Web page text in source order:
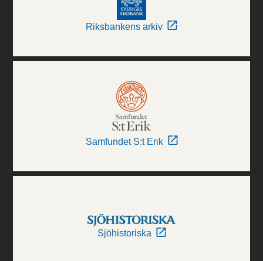
Riksbankens arkiv
Samfundet S:t Erik
Sjöhistoriska